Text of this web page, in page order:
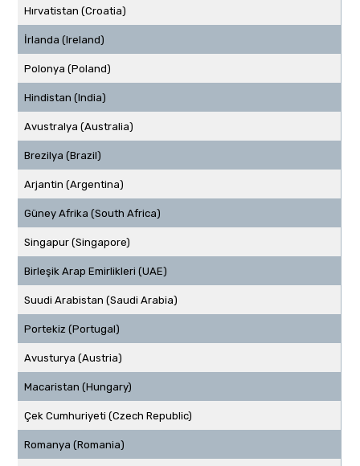
Hırvatistan (Croatia)
İrlanda (Ireland)
Polonya (Poland)
Hindistan (India)
Avustralya (Australia)
Brezilya (Brazil)
Arjantin (Argentina)
Güney Afrika (South Africa)
Singapur (Singapore)
Birleşik Arap Emirlikleri (UAE)
Suudi Arabistan (Saudi Arabia)
Portekiz (Portugal)
Avusturya (Austria)
Macaristan (Hungary)
Çek Cumhuriyeti (Czech Republic)
Romanya (Romania)